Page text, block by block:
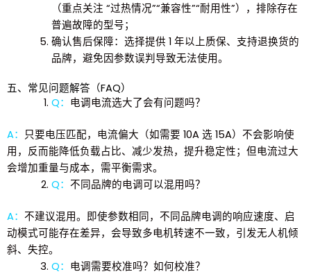
（重点关注 “过热情况”“兼容性”“耐用性”），排除存在
普遍故障的型号；
确认售后保障：选择提供 1 年以上质保、支持退换货的
品牌，避免因参数误判导致无法使用。
五、常见问题解答（FAQ）
Q： 电调电流选大了会有问题吗？
A： 只要电压匹配，电流偏大（如需要 10A 选 15A）不会影响使
用，反而能降低负载占比、减少发热，提升稳定性；但电流过大
会增加重量与成本，需平衡需求。
Q： 不同品牌的电调可以混用吗？
A： 不建议混用。即使参数相同，不同品牌电调的响应速度、启
动模式可能存在差异，会导致多电机转速不一致，引发无人机倾
斜、失控。
Q： 电调需要校准吗？如何校准？